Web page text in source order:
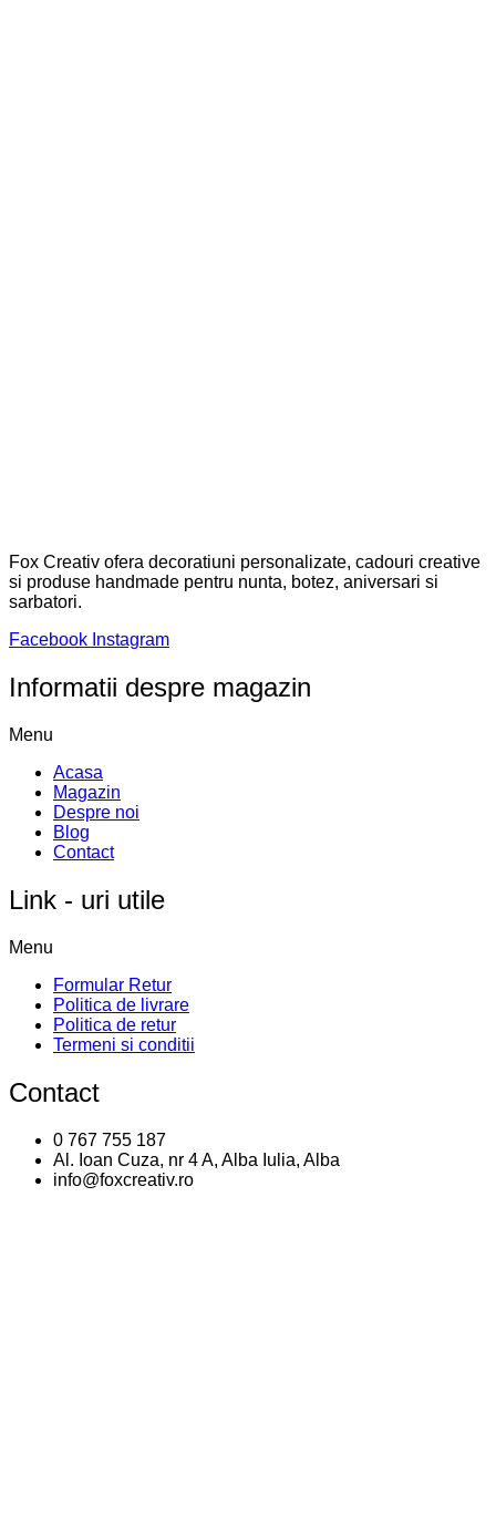
Fox Creativ ofera decoratiuni personalizate, cadouri creative
si produse handmade pentru nunta, botez, aniversari si
sarbatori.
Facebook Instagram
Informatii despre magazin
Menu
Acasa
Magazin
Despre noi
Blog
Contact
Link - uri utile
Menu
Formular Retur
Politica de livrare
Politica de retur
Termeni si conditii
Contact
0 767 755 187
Al. Ioan Cuza, nr 4 A, Alba Iulia, Alba
info@foxcreativ.ro